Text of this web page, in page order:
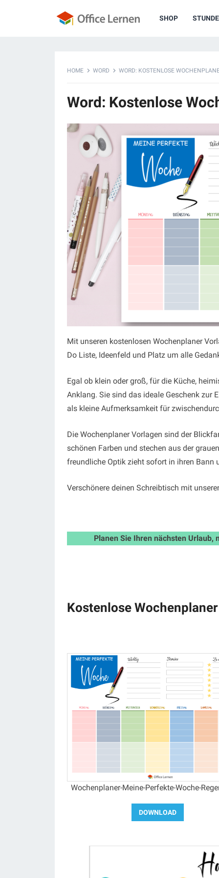
SHOP
HOME WORD WORD: KOSTENLOSE
Word: Kostenlose
Mit unseren kostenlosen Wochenplaner
Do Liste, Ideenfeld und Platz um alle
Egal ob klein oder groß, für die Küche,
Anklang. Sie sind das ideale Geschenk zur
als kleine Aufmerksamkeit für
Die Wochenplaner Vorlagen sind der
schönen Farben und stechen aus der
freundliche Optik zieht sofort in ihren Bann
Verschönere deinen Schreibtisch mit
Planen Sie Ihren nächsten
Kostenlose
Wochenplaner-Meine-Perfekte-Woche-